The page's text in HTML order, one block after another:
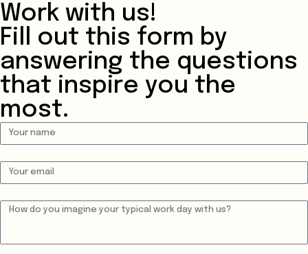
Work with us!
Fill out this form by
answering the questions
that inspire you the
most.